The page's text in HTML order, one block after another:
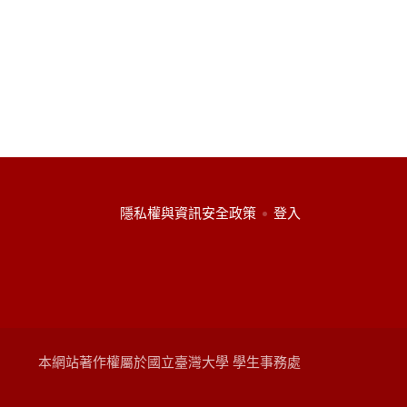
:::
隱私權與資訊安全政策 登入
本網站著作權屬於國立臺灣大學 學生事務處